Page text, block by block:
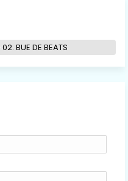
02. BUE DE BEATS